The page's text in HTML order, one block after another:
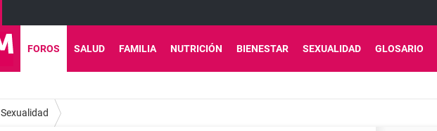
FOROS SALUD FAMILIA NUTRICIÓN BIENESTAR SEXUALIDAD GLOSARIO
Sexualidad